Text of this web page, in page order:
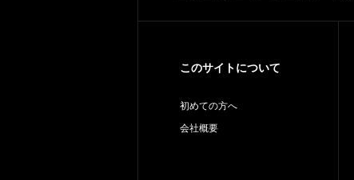
このサイトについて
初めての方へ
会社概要